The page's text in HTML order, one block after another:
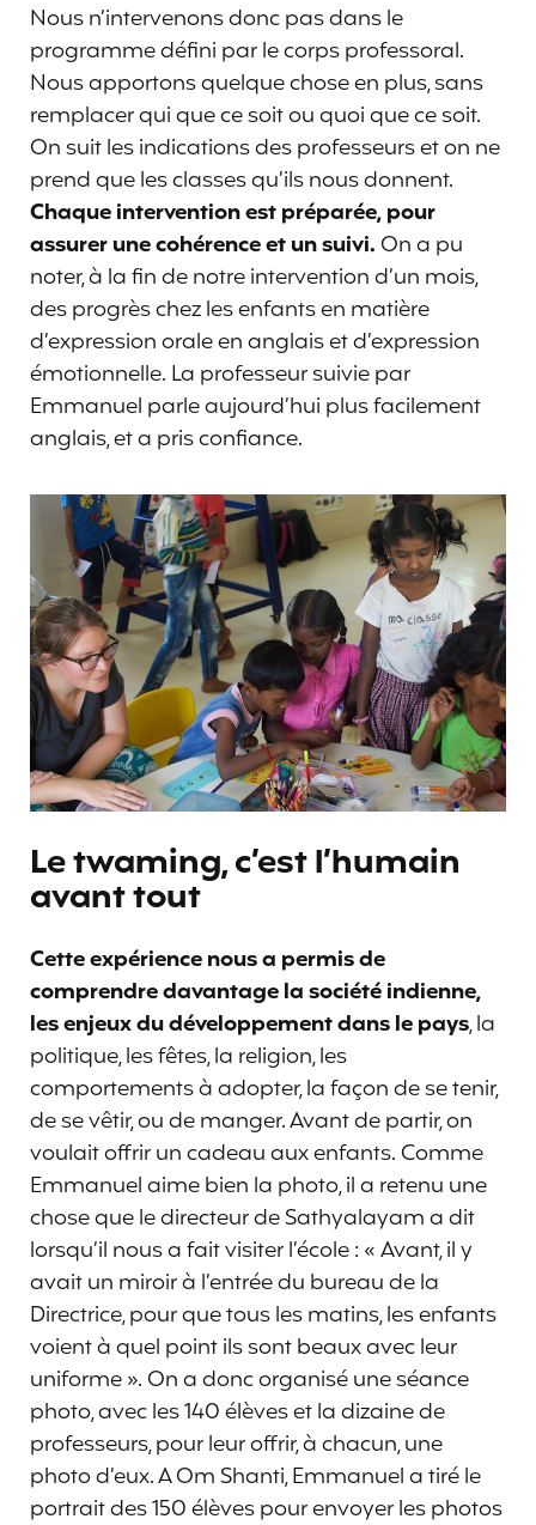
Nous n’intervenons donc pas dans le
programme défini par le corps professoral.
Nous apportons quelque chose en plus, sans
remplacer qui que ce soit ou quoi que ce soit.
On suit les indications des professeurs et on ne
prend que les classes qu’ils nous donnent.
Chaque intervention est préparée, pour
assurer une cohérence et un suivi.On a pu
noter, à la fin de notre intervention d’un mois,
des progrès chez les enfants en matière
d’expression orale en anglais et d’expression
émotionnelle. La professeur suivie par
Emmanuel parle aujourd’hui plus facilement
anglais, et a pris confiance.
Le twaming, c’est l’humain
avant tout
Cette expérience nous a permis de
comprendre davantage la société indienne,
les enjeux du développement dans le pays, la
politique, les fêtes, la religion, les
comportements à adopter, la façon de se tenir,
de se vêtir, ou de manger. Avant de partir, on
voulait offrir un cadeau aux enfants. Comme
Emmanuel aime bien la photo, il a retenu une
chose que le directeur de Sathyalayam a dit
lorsqu’il nous a fait visiter l’école : « Avant, il y
avait un miroir à l’entrée du bureau de la
Directrice, pour que tous les matins, les enfants
voient à quel point ils sont beaux avec leur
uniforme ». On a donc organisé une séance
photo, avec les 140 élèves et la dizaine de
professeurs, pour leur offrir, à chacun, une
photo d’eux. A Om Shanti, Emmanuel a tiré le
portrait des 150 élèves pour envoyer les photos